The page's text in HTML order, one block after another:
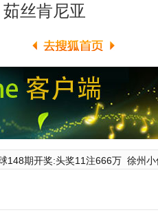
丝肯尼亚
148期开奖:头奖11注666万 徐州